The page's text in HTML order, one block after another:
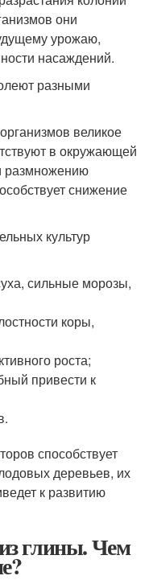
они
урожаю,
насаждений.
разными
великое
в окружающей
размножению
снижение
культур
сильные морозы,
коры,
роста;
привести к
способствует
деревьев, их
к развитию
глины. Чем